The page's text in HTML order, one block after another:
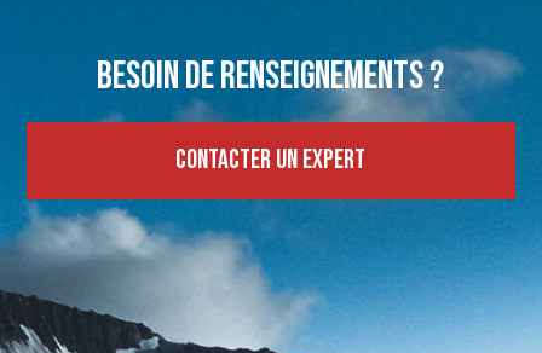
Besoin de renseignements ?
Contacter un expert